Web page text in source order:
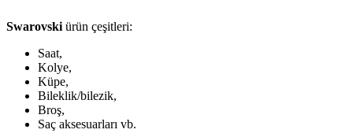
Swarovski ürün çeşitleri:
Saat,
Kolye,
Küpe,
Bileklik/bilezik,
Broş,
Saç aksesuarları vb.